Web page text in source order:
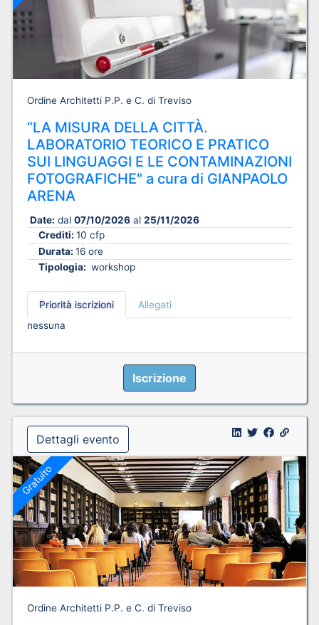
Ordine Architetti P.P. e C. di Treviso
“LA MISURA DELLA CITTÀ.
LABORATORIO TEORICO E PRATICO
SUI LINGUAGGI E LE CONTAMINAZIONI
FOTOGRAFICHE" a cura di GIANPAOLO
ARENA
Date: dal 07/10/2026 al 25/11/2026
Crediti: 10 cfp
Durata: 16 ore
Tipologia: workshop
Priorità iscrizioni
Allegati
nessuna
Iscrizione
Dettagli evento
Gratuito
Ordine Architetti P.P. e C. di Treviso